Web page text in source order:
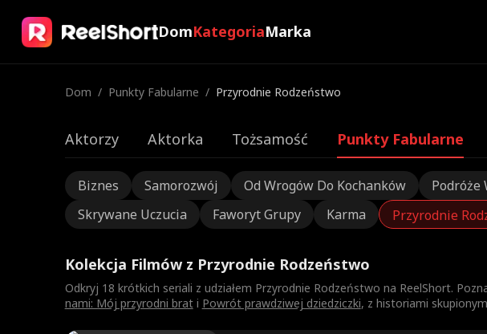
DomKategoriaMarka
Dom / Punkty Fabularne / Przyrodnie Rodzeństwo
Aktorzy Aktorka Tożsamość Punkty Fabularne
Biznes Samorozwój Od Wrogów Do Kochanków Podróże
Skrywane Uczucia
Faworyt Grupy Karma Przyrodnie
Kolekcja Filmów z Przyrodnie Rodzeństwo
Odkryj 18 krótkich seriali z udziałem Przyrodnie Rodzeństwo na ReelShort.
nami: Mój przyrodni brati Powrót prawdziwej dziedziczki, z historiami